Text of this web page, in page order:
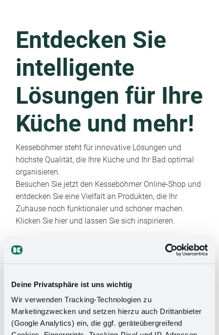
Deine Privatsphäre ist uns wichtig
Wir verwenden Tracking-Technologien zu
Marketingzwecken und setzen hierzu auch Drittanbieter
(Google Analytics) ein, die ggf. geräteübergreifend
Entdecken Sie
intelligente
Lösungen für Ihre
Küche und mehr!
Kesseböhmer steht für innovative Lösungen und
höchste Qualität, die Ihre Küche und Ihr Bad optimal
organisieren.
Besuchen Sie jetzt den Kesseböhmer Online-Shop und
entdecken Sie eine Vielfalt an Produkten, die Ihr
Zuhause noch funktionaler und schöner machen.
Klicken Sie hier und lassen Sie sich inspirieren.
Das Stauraumwunder für Ihr